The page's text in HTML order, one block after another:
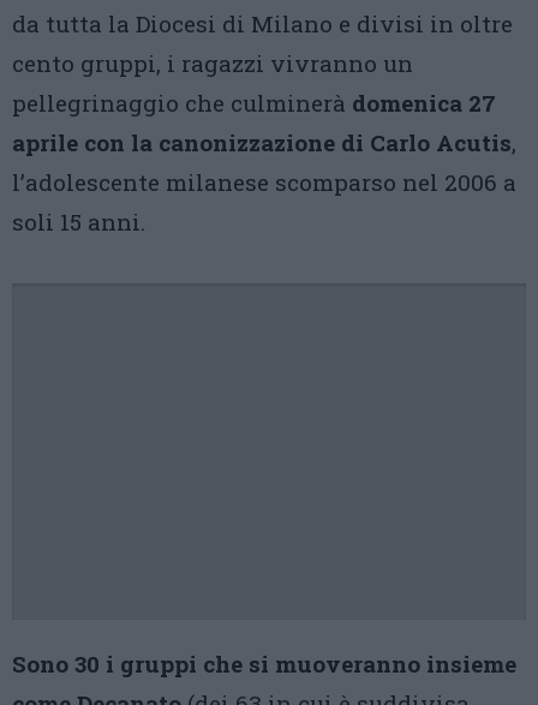
da tutta la Diocesi di Milano e divisi in oltre
cento gruppi, i ragazzi vivranno un
pellegrinaggio che culminerà domenica 27
aprile con la canonizzazione di Carlo Acutis,
l’adolescente milanese scomparso nel 2006 a
soli 15 anni.
Sono 30 i gruppi che si muoveranno insieme